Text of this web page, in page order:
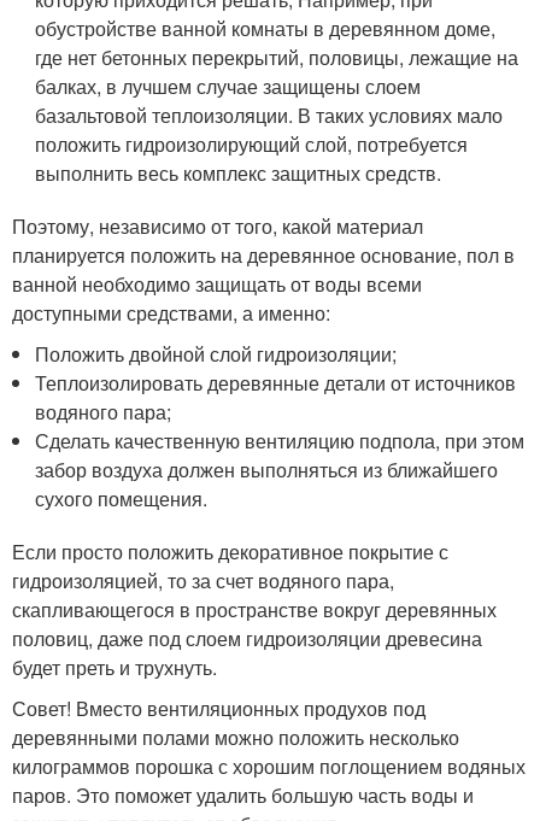
обустройстве ванной комнаты в деревянном доме,
где нет бетонных перекрытий, половицы, лежащие на
балках, в лучшем случае защищены слоем
базальтовой теплоизоляции. В таких условиях мало
положить гидроизолирующий слой, потребуется
выполнить весь комплекс защитных средств.
Поэтому, независимо от того, какой материал
планируется положить на деревянное основание, пол в
ванной необходимо защищать от воды всеми
доступными средствами, а именно:
Положить двойной слой гидроизоляции;
Теплоизолировать деревянные детали от источников
водяного пара;
Сделать качественную вентиляцию подпола, при этом
забор воздуха должен выполняться из ближайшего
сухого помещения.
Если просто положить декоративное покрытие с
гидроизоляцией, то за счет водяного пара,
скапливающегося в пространстве вокруг деревянных
половиц, даже под слоем гидроизоляции древесина
будет преть и трухнуть.
Совет! Вместо вентиляционных продухов под
деревянными полами можно положить несколько
килограммов порошка с хорошим поглощением водяных
паров. Это поможет удалить большую часть воды и